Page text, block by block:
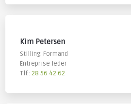
Kim Petersen
​Stilling: Formand
Entreprise leder
Tlf.: 28 56 42 62